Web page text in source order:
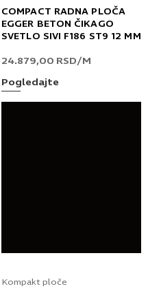
COMPACT RADNA PLOČA
EGGER BETON ČIKAGO
SVETLO SIVI F186 ST9 12 MM
24.879,00 RSD/M
Pogledajte
Kompakt ploče